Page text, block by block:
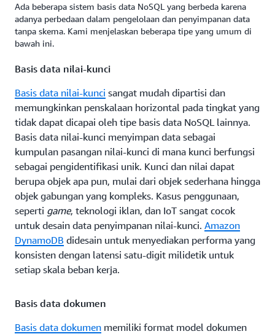
Ada beberapa sistem basis data NoSQL yang berbeda karena
adanya perbedaan dalam pengelolaan dan penyimpanan data
tanpa skema. Kami menjelaskan beberapa tipe yang umum di
bawah ini.
Basis data nilai-kunci
Basis data nilai-kunci sangat mudah dipartisi dan
memungkinkan penskalaan horizontal pada tingkat yang
tidak dapat dicapai oleh tipe basis data NoSQL lainnya.
Basis data nilai-kunci menyimpan data sebagai
kumpulan pasangan nilai-kunci di mana kunci berfungsi
sebagai pengidentifikasi unik. Kunci dan nilai dapat
berupa objek apa pun, mulai dari objek sederhana hingga
objek gabungan yang kompleks. Kasus penggunaan,
seperti game, teknologi iklan, dan IoT sangat cocok
untuk desain data penyimpanan nilai-kunci. Amazon
DynamoDB didesain untuk menyediakan performa yang
konsisten dengan latensi satu-digit milidetik untuk
setiap skala beban kerja.
Basis data dokumen
Basis data dokumen memiliki format model dokumen